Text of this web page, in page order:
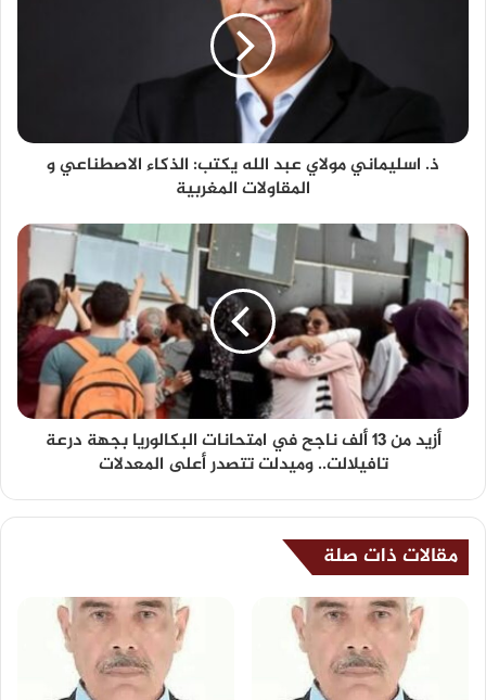
ذ. اسليماني مولاي عبد الله يكتب: الذكاء الاصطناعي و
المقاولات المغربية
أزيد من 13 ألف ناجح في امتحانات البكالوريا بجهة درعة
تافيلالت.. وميدلت تتصدر أعلى المعدلات
مقالات ذات صلة